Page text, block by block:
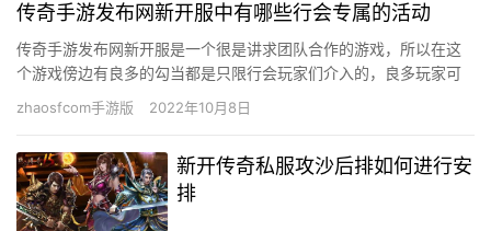
传奇手游发布网新开服中有哪些行会专属的活动
传奇手游发布网新开服是一个很是讲求团队合作的游戏，所以在这
个游戏傍边有良多的勾当都是只限行会玩家们介入的，良多玩家可
能在当散人玩家的时辰意识不到本身错过了甚么，等你插手到一个
zhaosfcom手游版 2022年10月8日
新开传奇私服攻沙后排如何进行安
排